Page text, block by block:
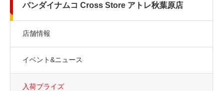
バンダイナムコ Cross Store アトレ秋葉原店
店舗情報
イベント&ニュース
入荷プライズ